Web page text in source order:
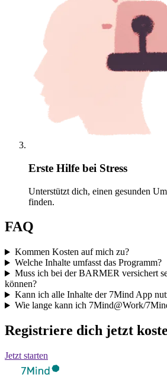
Erste Hilfe bei Stress
Unterstützt dich, einen gesunden
finden.
FAQ
Kommen Kosten auf mich zu?
Welche Inhalte umfasst das Programm?
Muss ich bei der BARMER versichert
können?
Kann ich alle Inhalte der 7Mind App
Wie lange kann ich 7Mind@Work/
Registriere dich jetzt
Jetzt starten